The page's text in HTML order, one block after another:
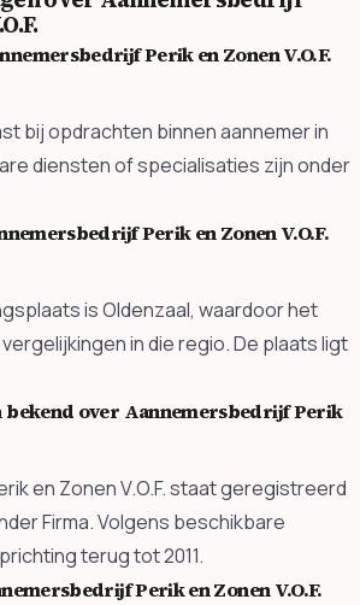
Perik en Zonen V.O.F.
bij opdrachten binnen aannemer in
diensten of specialisaties zijn onder
Perik en Zonen V.O.F.
is Oldenzaal, waardoor het
in die regio. De plaats ligt
bekend over Aannemersbedrijf Perik
en Zonen V.O.F. staat geregistreerd
Firma. Volgens beschikbare
terug tot 2011.
Perik en Zonen V.O.F.